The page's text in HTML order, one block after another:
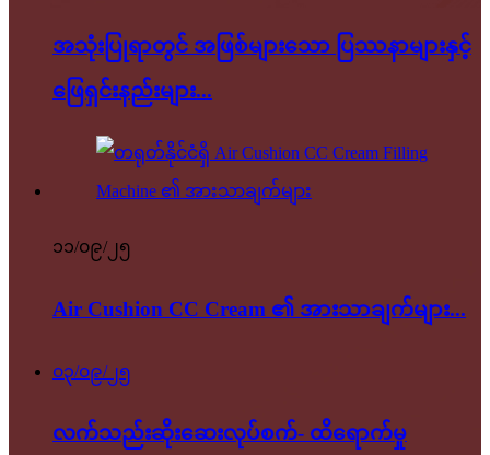
အသုံးပြုရာတွင် အဖြစ်များသော ပြဿနာများနှင့်
ဖြေရှင်းနည်းများ...
၁၁/၀၉/၂၅
Air Cushion CC Cream ၏ အားသာချက်များ...
၀၃/၀၉/၂၅
လက်သည်းဆိုးဆေးလုပ်စက်- ထိရောက်မှု